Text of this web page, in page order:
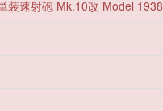
装速射砲 Mk.10改 Model 1938